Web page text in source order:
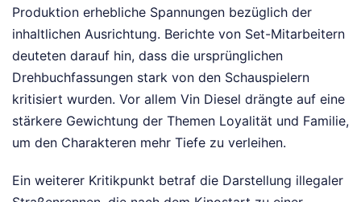
Produktion erhebliche Spannungen bezüglich der
inhaltlichen Ausrichtung. Berichte von Set-Mitarbeitern
deuteten darauf hin, dass die ursprünglichen
Drehbuchfassungen stark von den Schauspielern
kritisiert wurden. Vor allem Vin Diesel drängte auf eine
stärkere Gewichtung der Themen Loyalität und Familie,
um den Charakteren mehr Tiefe zu verleihen.
Ein weiterer Kritikpunkt betraf die Darstellung illegaler